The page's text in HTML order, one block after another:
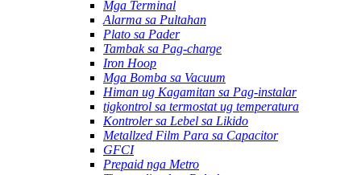
Mga Terminal
Alarma sa Pultahan
Plato sa Pader
Tambak sa Pag-charge
Iron Hoop
Mga Bomba sa Vacuum
Himan ug Kagamitan sa Pag-instalar
tigkontrol sa termostat ug temperatura
Kontroler sa Lebel sa Likido
Metallzed Film Para sa Capacitor
GFCI
Prepaid nga Metro